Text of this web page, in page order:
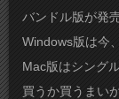
バンドル版が発
Windows版は今
Mac版はシング
買うか買うまい